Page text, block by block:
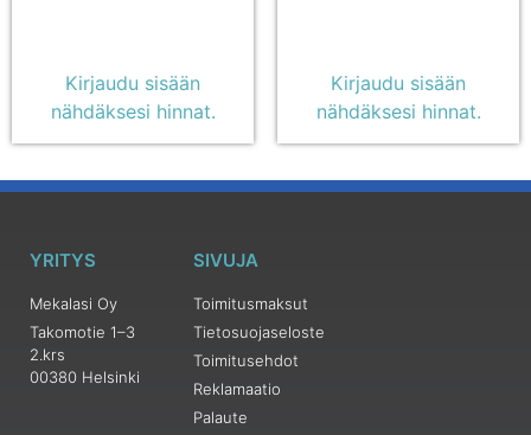
Kirjaudu sisään
nähdäksesi hinnat.
Kirjaudu sisään
nähdäksesi hinnat.
YRITYS
Mekalasi Oy
Takomotie 1–3
2.krs
00380 Helsinki
SIVUJA
Toimitusmaksut
Tietosuojaseloste
Toimitusehdot
Reklamaatio
Palaute